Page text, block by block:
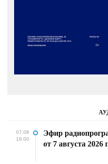
07.08
18:00
Эфир
от 7 августа 2026